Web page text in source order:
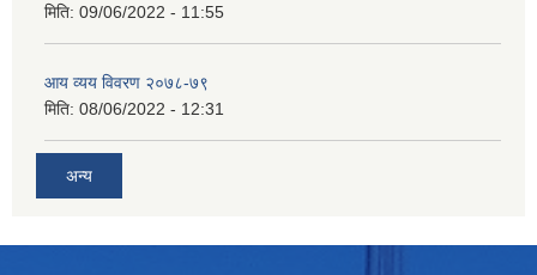
मिति: 09/06/2022 - 11:55
आय व्यय विवरण २०७८-७९
मिति: 08/06/2022 - 12:31
अन्य